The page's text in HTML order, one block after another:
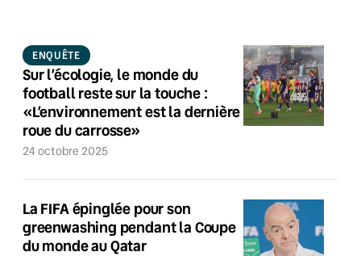
ENQUÊTE
Sur l’écologie, le monde du
football reste sur la touche :
«L’environnement est la dernière
roue du carrosse»
24 octobre 2025
La FIFA épinglée pour son
greenwashing pendant la Coupe
du monde au Qatar